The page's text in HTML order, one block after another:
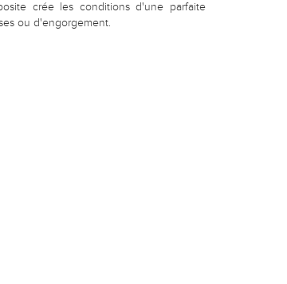
crée les conditions d'une parfaite
ou d'engorgement.